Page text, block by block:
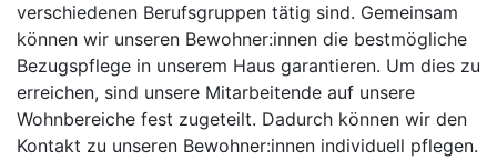
verschiedenen Berufsgruppen tätig sind. Gemeinsam
können wir unseren Bewohner:innen die bestmögliche
Bezugspflege in unserem Haus garantieren. Um dies zu
erreichen, sind unsere Mitarbeitende auf unsere
Wohnbereiche fest zugeteilt. Dadurch können wir den
Kontakt zu unseren Bewohner:innen individuell pflegen.